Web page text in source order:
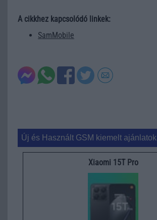
A cikkhez kapcsolódó linkek:
SamMobile
Új és Használt GSM kiemelt ajánlatok
Xiaomi 15T Pro